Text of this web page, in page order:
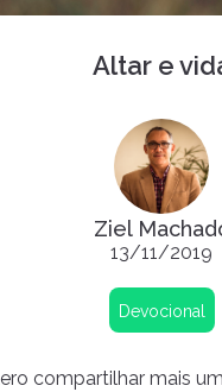
Altar e
Ziel
13/11/2019
Devocional
compartilhar mais